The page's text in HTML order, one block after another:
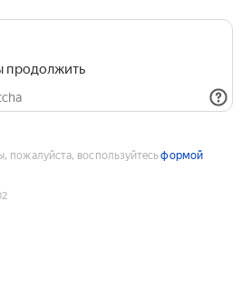
продолжить
пожалуйста, воспользуйтесьформой